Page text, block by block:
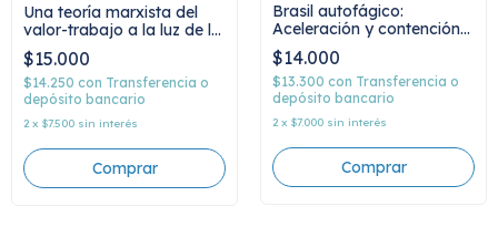
Una teoría marxista del
valor-trabajo a la luz de la
industria petrolera:
Introducción y glosario,
George Caffentzis
$15.000
$14.250 con Transferencia o
depósito bancario
2 x $7.500 sin interés
Brasil autofágico:
Aceleración y contención
entre Bolsonaro y Lula,
Daniel Feldmann y Fabio
Luis Barbosa dos Santos
$14.000
$13.300 con Transferencia o
depósito bancario
2 x $7.000 sin interés